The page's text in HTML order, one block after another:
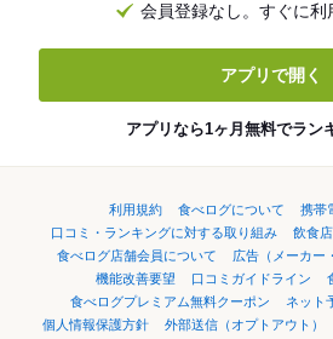
会員登録なし。すぐに利
アプリで開く
アプリなら1ヶ月無料でラン
利用規約 食べログについて
携帯
口コミ・ランキングに対する取り組み
飲食
食べログ店舗会員について
広告（メーカー
機能改善要望
口コミガイドライン
食べログプレミアム無料クーポン
ネット
個人情報保護方針
外部送信（オプトアウト）